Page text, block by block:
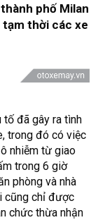
phố Milan
tạm thời các xe
tố đã gây ra tình
trong đó có việc
nhiễm từ giao
trong 6 giờ
phòng và nhà
cũng chỉ được
chức thừa nhận